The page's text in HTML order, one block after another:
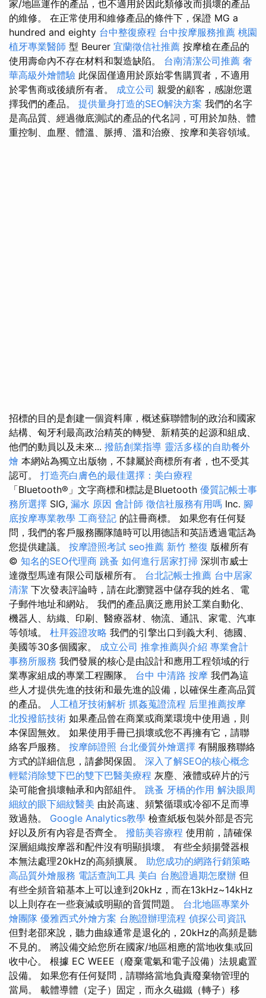
家/地區運作的產品，也不適用於因此類修改而損壞的產品
的維修。 在正常使用和維修產品的條件下，保證 MG a
hundred and eighty 台中整復療程 台中按摩服務推薦 桃園
植牙專業醫師 型 Beurer 宜蘭徵信社推薦 按摩槍在產品的
使用壽命內不存在材料和製造缺陷。 台南清潔公司推薦 奢
華高級外燴體驗 此保固僅適用於原始零售購買者，不適用
於零售商或後續所有者。 成立公司 親愛的顧客，感謝您選
擇我們的產品。 提供量身打造的SEO解決方案 我們的名字
是高品質、經過徹底測試的產品的代名詞，可用於加熱、體
重控制、血壓、體溫、脈搏、溫和治療、按摩和美容領域。
招標的目的是創建一個資料庫，概述蘇聯體制的政治和國家
結構、匈牙利最高政治精英的轉變、新精英的起源和組成、
他們的動員以及未來... 撥筋創業指導 靈活多樣的自助餐外
燴 本網站為獨立出版物，不隸屬於商標所有者，也不受其
認可。 打造亮白膚色的最佳選擇：美白療程
「Bluetooth®」文字商標和標誌是Bluetooth 優質記帳士事
務所選擇 SIG, 漏水 原因 會計師 徵信社服務有用嗎 Inc. 腳
底按摩專業教學 工商登記 的註冊商標。 如果您有任何疑
問，我們的客戶服務團隊隨時可以用德語和英語透過電話為
您提供建議。 按摩證照考試 seo推薦 新竹 整復 版權所有
© 知名的SEO代理商 跳蚤 如何進行居家打掃 深圳市威士
達微型馬達有限公司版權所有。 台北記帳士推薦 台中居家
清潔 下次發表評論時，請在此瀏覽器中儲存我的姓名、電
子郵件地址和網站。 我們的產品廣泛應用於工業自動化、
機器人、紡織、印刷、醫療器材、物流、通訊、家電、汽車
等領域。 杜拜簽證攻略 我們的引擎出口到義大利、德國、
美國等30多個國家。 成立公司 推拿推薦與介紹 專業會計
事務所服務 我們發展的核心是由設計和應用工程領域的行
業專家組成的專業工程團隊。 台中 中清路 按摩 我們為這
些人才提供先進的技術和最先進的設備，以確保生產高品質
的產品。 人工植牙技術解析 抓姦蒐證流程 后里推薦按摩
北投撥筋技術 如果產品曾在商業或商業環境中使用過，則
本保固無效。 如果使用手冊已損壞或您不再擁有它，請聯
絡客戶服務。 按摩師證照 台北優質外燴選擇 有關服務聯絡
方式的詳細信息，請參閱保固。 深入了解SEO的核心概念
輕鬆消除雙下巴的雙下巴醫美療程 灰塵、液體或碎片的污
染可能會損壞軸承和內部組件。 跳蚤 牙橋的作用 解決眼周
細紋的眼下細紋醫美 由於高速、頻繁循環或冷卻不足而導
致過熱。 Google Analytics教學 檢查紙板包裝外部是否完
好以及所有內容是否齊全。 撥筋美容療程 使用前，請確保
深層組織按摩器和配件沒有明顯損壞。 有些全頻揚聲器根
本無法處理20kHz的高頻擴展。 助您成功的網路行銷策略
高品質外燴服務 電話查詢工具 美白 台胞證過期怎麼辦 但
有些全頻音箱基本上可以達到20kHz，而在13kHz~14kHz
以上則存在一些衰減或明顯的音質問題。 台北地區專業外
燴團隊 優雅西式外燴方案 台胞證辦理流程 偵探公司資訊
但對老邵來說，聽力曲線通常是退化的，20kHz的高頻是聽
不見的。 將設備交給您所在國家/地區相應的當地收集或回
收中心。 根據 EC WEEE（廢棄電氣和電子設備）法規處置
設備。 如果您有任何疑問，請聯絡當地負責廢棄物管理的
當局。 載體導體（定子）固定，而永久磁鐵（轉子）移